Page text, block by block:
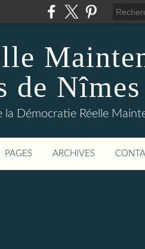
de Nîmes
la Démocratie Réelle
PAGES ARCHIVES